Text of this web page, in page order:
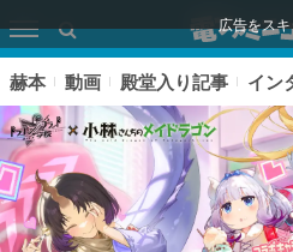
広告をス
赫本 動画 殿堂入り記事 イン